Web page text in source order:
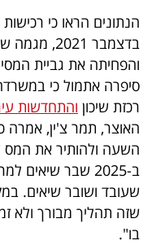
בדצמבר
והפחיתה את גביית
סיפרה אתמול כי
רכזת שיכון והתחדשות
האוצר, תמר צ'ין, אמרה
ב-2025 שבר
שעובד ושובר שיאים.
שזה תהליך מבורך ולא
בו".